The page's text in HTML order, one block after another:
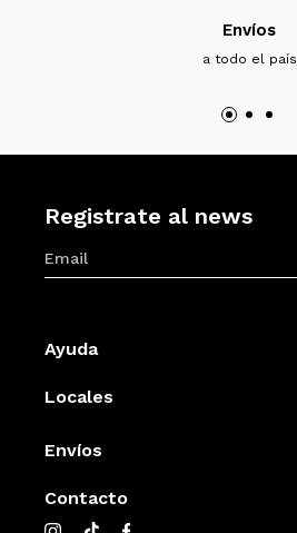
Envíos
a todo el país
Registrate al news
Ayuda
Locales
Envíos
Contacto